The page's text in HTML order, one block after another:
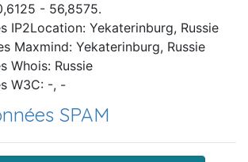
- 56,8575.
IP2Location: Yekaterinburg, Russie
Maxmind: Yekaterinburg, Russie
Whois: Russie
W3C: -, -
SPAM